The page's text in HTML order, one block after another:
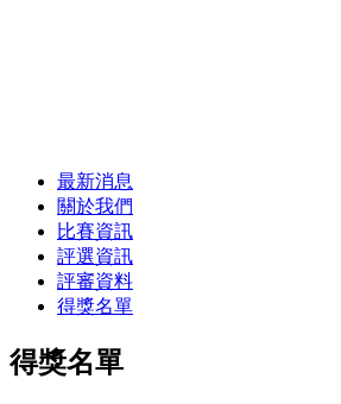
最新消息
關於我們
比賽資訊
評選資訊
評審資料
得獎名單
得獎名單